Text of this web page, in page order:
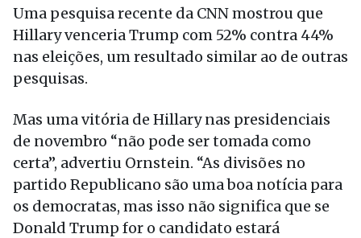
Uma pesquisa recente da CNN mostrou que
Hillary venceria Trump com 52% contra 44%
nas eleições, um resultado similar ao de outras
pesquisas.
Mas uma vitória de Hillary nas presidenciais
de novembro “não pode ser tomada como
certa”, advertiu Ornstein. “As divisões no
partido Republicano são uma boa notícia para
os democratas, mas isso não significa que se
Donald Trump for o candidato estará